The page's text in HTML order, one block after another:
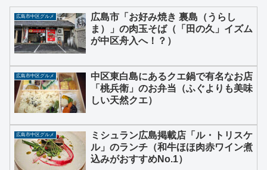
広島市中区グルメ
広島市「お好み焼き 裏島（うらし
ま）」の肉玉そば（「田の久」イズム
が中区舟入へ！？）
広島市中区グルメ
中区東白島にあるクエ鍋で有名なお店
「桃兵衛」のお弁当（ふぐよりも美味
しい天然クエ）
広島市中区グルメ
ミシュラン広島掲載店「ル・トリスケ
ル」のランチ（和牛ほほ肉赤ワイン煮
込みがおすすめNo.1）